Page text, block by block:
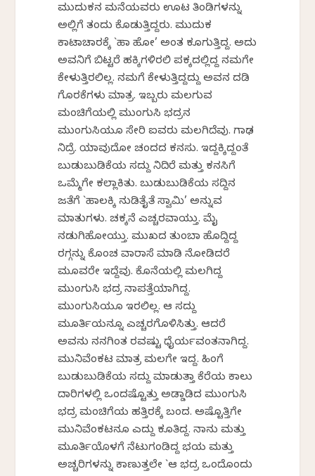
ಮುದುಕನ ಮನೆಯವರು ಊಟ ತಿಂಡಿಗಳನ್ನು
ಅಲ್ಲಿಗೆ ತಂದು ಕೊಡುತ್ತಿದ್ದರು. ಮುದುಕ
ಕಾಟಾಚಾರಕ್ಕೆ `ಹಾ ಹೋ’ ಅಂತ ಕೂಗುತ್ತಿದ್ದ. ಅದು
ಅವನಿಗೆ ಬಿಟ್ಟರೆ ಹಕ್ಕಿಗಳಿರಲಿ ಪಕ್ಕದಲ್ಲಿದ್ದ ನಮಗೇ
ಕೇಳುತ್ತಿರಲಿಲ್ಲ. ನಮಗೆ ಕೇಳುತ್ತಿದ್ದದ್ದು ಅವನ ದಡಿ
ಗೊರಕೆಗಳು ಮಾತ್ರ. ಇಬ್ಬರು ಮಲಗುವ
ಮಂಚಿಗೆಯಲ್ಲಿ ಮುಂಗುಸಿ ಭದ್ರನ
ಮುಂಗುಸಿಯೂ ಸೇರಿ ಐವರು ಮಲಗಿದೆವು. ಗಾಢ
ನಿದ್ರೆ. ಯಾವುದೋ ಚಂದದ ಕನಸು. ಇದ್ದಕ್ಕಿದ್ದಂತೆ
ಬುಡುಬುಡಿಕೆಯ ಸದ್ದು ನಿದಿರೆ ಮತ್ತು ಕನಸಿಗೆ
ಒಮ್ಮೆಗೇ ಕಲ್ಲಾಕಿತು. ಬುಡುಬುಡಿಕೆಯ ಸದ್ದಿನ
ಜತೆಗೆ `ಹಾಲಕ್ಕಿ ನುಡಿತೈತೆ ಸ್ವಾಮಿ’ ಅನ್ನುವ
ಮಾತುಗಳು. ಚಕ್ಕನೆ ಎಚ್ಚರವಾಯ್ತು. ಮೈ
ನಡುಗಿಹೋಯ್ತು. ಮುಖದ ತುಂಬಾ ಹೊದ್ದಿದ್ದ
ರಗ್ಗನ್ನು ಕೊಂಚ ವಾರಾಸೆ ಮಾಡಿ ನೋಡಿದರೆ
ಮೂವರೇ ಇದ್ದೆವು. ಕೊನೆಯಲ್ಲಿ ಮಲಗಿದ್ದ
ಮುಂಗುಸಿ ಭದ್ರ ನಾಪತ್ತೆಯಾಗಿದ್ದ.
ಮುಂಗುಸಿಯೂ ಇರಲಿಲ್ಲ. ಆ ಸದ್ದು
ಮೂರ್ತಿಯನ್ನೂ ಎಚ್ಚರಗೊಳಿಸಿತ್ತು. ಆದರೆ
ಅವನು ನನಗಿಂತ ರವಷ್ಟು ಧೈರ್ಯವಂತನಾಗಿದ್ದ.
ಮುನಿವೆಂಕಟ ಮಾತ್ರ ಮಲಗೇ ಇದ್ದ. ಹಿಂಗೆ
ಬುಡುಬುಡಿಕೆಯ ಸದ್ದು ಮಾಡುತ್ತಾ ಕೆರೆಯ ಕಾಲು
ದಾರಿಗಳಲ್ಲಿ ಒಂದಷ್ಟೊತ್ತು ಅಡ್ಡಾಡಿದ ಮುಂಗುಸಿ
ಭದ್ರ ಮಂಚಿಗೆಯ ಹತ್ತಿರಕ್ಕೆ ಬಂದ. ಅಷ್ಟೊತ್ತಿಗೇ
ಮುನಿವೆಂಕಟನೂ ಎದ್ದು ಕೂತಿದ್ದ. ನಾನು ಮತ್ತು
ಮೂರ್ತಿಯೊಳಗೆ ನೆಟುಗಂಡಿದ್ದ ಭಯ ಮತ್ತು
ಅಚ್ಚರಿಗಳನ್ನು ಕಾಣುತ್ತಲೇ `ಆ ಭದ್ರ ಒಂದೊಂದು